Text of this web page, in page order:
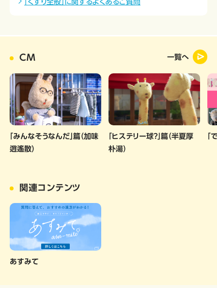
「くすり全般」に関するよくあるご質問
CM 一覧へ
「みんなそうなんだ」篇（加味
逍遙散）
「ヒステリー球？」篇（半夏厚
朴湯）
「
関連コンテンツ
あすみて